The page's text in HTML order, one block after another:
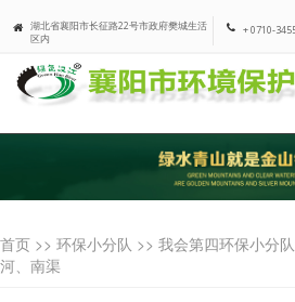
湖北省襄阳市长征路22号市政府樊城生活
区内
+ 0710-
首页 >> 环保小分队 >> 我会第四环保小分
河、南渠